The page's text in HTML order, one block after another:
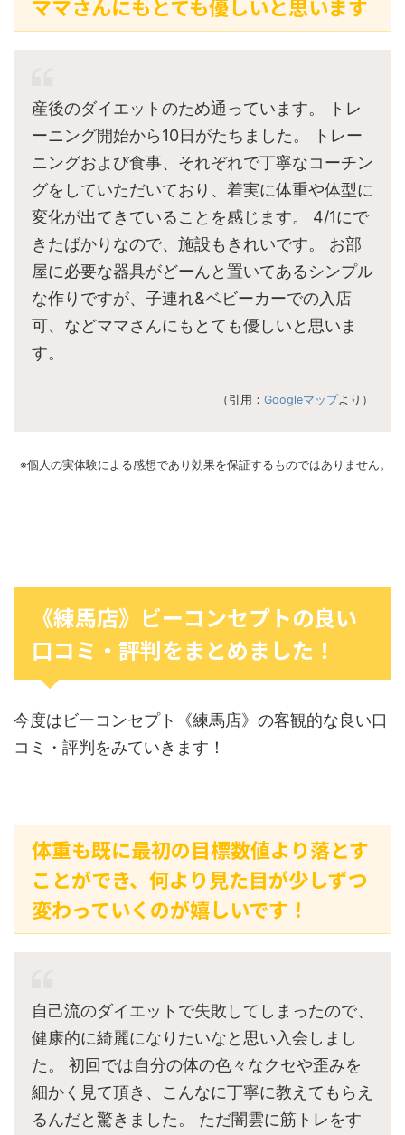
ママさんにもとても優しいと思います
産後のダイエットのため通っています。 トレ
ーニング開始から10日がたちました。 トレー
ニングおよび食事、それぞれで丁寧なコーチン
グをしていただいており、着実に体重や体型に
変化が出てきていることを感じます。 4/1にで
きたばかりなので、施設もきれいです。 お部
屋に必要な器具がどーんと置いてあるシンプル
な作りですが、子連れ&ベビーカーでの入店
可、などママさんにもとても優しいと思いま
す。
（引用： Googleマップより）
※個人の実体験による感想であり効果を保証するものではありません。
《練馬店》ビーコンセプトの良い
口コミ・評判をまとめました！
今度はビーコンセプト《練馬店》の客観的な良い口
コミ・評判をみていきます！
体重も既に最初の目標数値より落とす
ことができ、何より見た目が少しずつ
変わっていくのが嬉しいです！
自己流のダイエットで失敗してしまったので、
健康的に綺麗になりたいなと思い入会しまし
た。 初回では自分の体の色々なクセや歪みを
細かく見て頂き、こんなに丁寧に教えてもらえ
るんだと驚きました。 ただ闇雲に筋トレをす